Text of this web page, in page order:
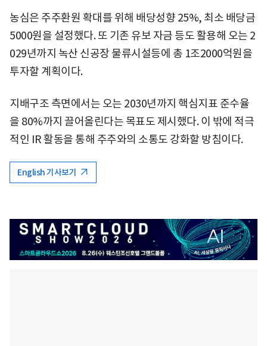
농심은 주주환원 확대를 위해 배당성향 25%, 최소 배당금
5000원을 설정했다. 또 기존 유보 자금 등도 활용해 오는 2
029년까지 녹산 신공장 물류시설등에 총 1조2000억원을
투자할 계획이다.
지배구조 측면에서는 오는 2030년까지 핵심지표 준수율
을 80%까지 끌어올린다는 목표도 제시했다. 이 밖에 적극
적인 IR 활동을 통해 주주와의 소통도 강화할 방침이다.
English 기사보기